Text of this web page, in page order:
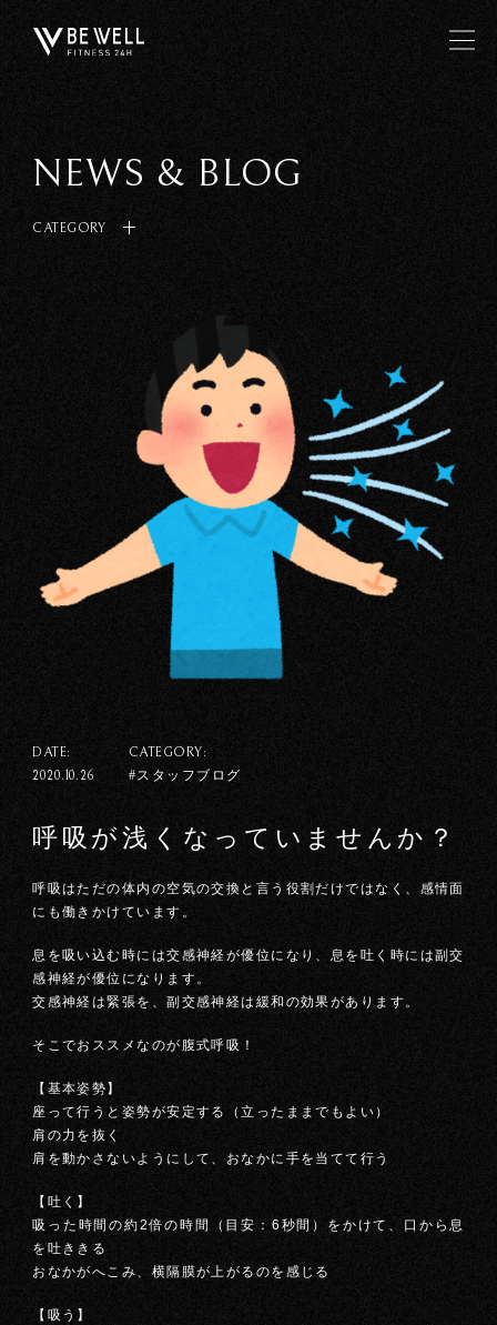
NEWS & BLOG
CATEGORY
DATE:
2020.10.26
CATEGORY:
#スタッフブログ
呼吸が浅くなっていませんか？
呼吸はただの体内の空気の交換と言う役割だけではなく、感情面
にも働きかけています。
息を吸い込む時には交感神経が優位になり、息を吐く時には副交
感神経が優位になります。
交感神経は緊張を、副交感神経は緩和の効果があります。
そこでおススメなのが腹式呼吸！
【基本姿勢】
座って行うと姿勢が安定する（立ったままでもよい）
肩の力を抜く
肩を動かさないようにして、おなかに手を当てて行う
【吐く】
吸った時間の約2倍の時間（目安：6秒間）をかけて、口から息
を吐ききる
おなかがへこみ、横隔膜が上がるのを感じる
【吸う】